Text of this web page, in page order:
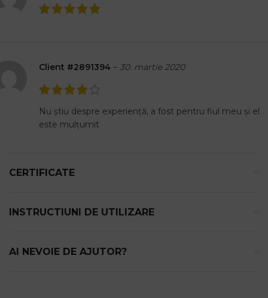
Client #2891394 – 30. martie 2020
Nu știu despre experiență, a fost pentru fiul meu și el
este mulțumit
CERTIFICATE
INSTRUCTIUNI DE UTILIZARE
AI NEVOIE DE AJUTOR?